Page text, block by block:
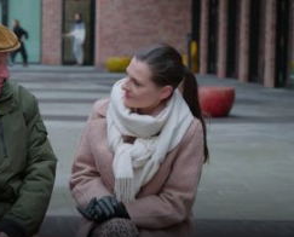
Mieszkać piękniej